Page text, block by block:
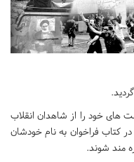
های خود را از شاهدان انقلاب
در کتاب فراخوان به نام خودشان
مند شوند.